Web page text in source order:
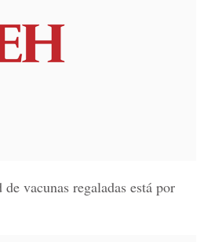
vacunas regaladas está por